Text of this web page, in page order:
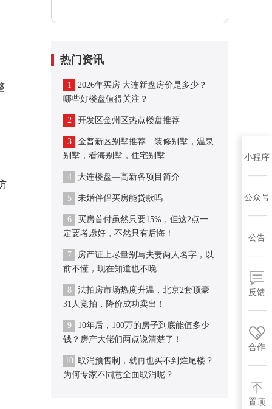
热门资讯
1
2026年买房|大连新盘房价是多少？
哪些好楼盘值得关注？
2 开发区金州区热点楼盘推荐
3
金普新区别墅推荐—装修别墅，温泉
别墅，看海别墅，住宅别墅
4 大连楼盘—高新各项目简介
5 未婚伴侣买房能贷款吗
6
买房首付虽然只要15%，但这2点一
定要考虑好，不然只有后悔！
7
房产证上尽量别写夫妻两人名字，以
前不懂，现在知道也不晚
8
法拍房市场热度升温，北京2套顶豪
31人竞拍，降价成功卖出！
9
10年后，100万的房子到底能值多少
钱？房产大佬们两点说清楚了！
10 取消预售制，就再也买不到烂尾楼？
为何专家不同意全面取消呢？
小程序
公众号
公告
反馈
合作
置顶